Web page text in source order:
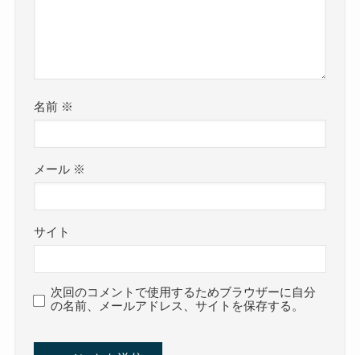
名前 ※
メール ※
サイト
次回のコメントで使用するためブラウザーに自分
の名前、メールアドレス、サイトを保存する。